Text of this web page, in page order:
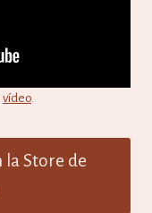
vídeo.
la Store de